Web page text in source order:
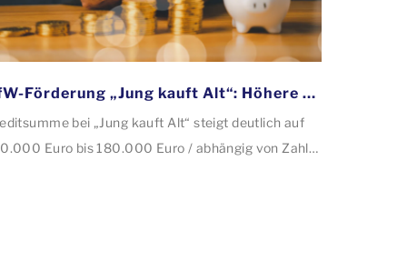
KfW-Förderung „Jung kauft Alt“: Höhere Kredite ab August 2026
bei „Jung kauft Alt“ steigt deutlich auf
Euro bis 180.000 Euro / abhängig von Zahl